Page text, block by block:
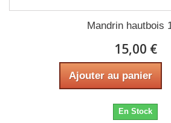
Mandrin hautbois
15,00 €
Ajouter au panier
En Stock